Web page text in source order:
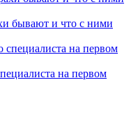
бывают и что с ними
на первом